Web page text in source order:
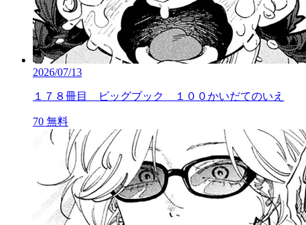
2026/07/13
１７８冊目 ビッグブック １００かいだてのいえ
70 無料